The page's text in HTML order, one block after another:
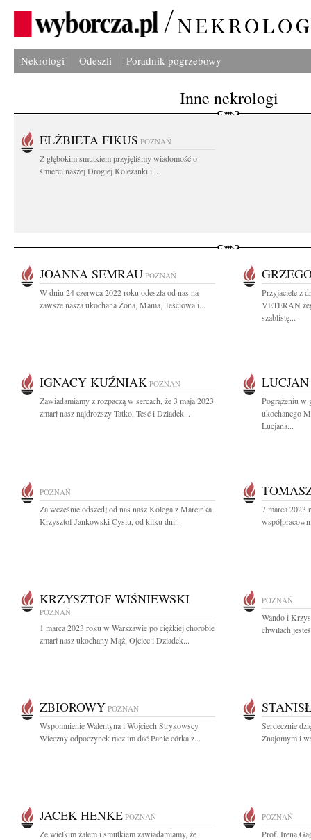
Nekrologi Odeszli Poradnik pogrzebowy
Inne nekrologi
ELŻBIETA FIKUS POZNAŃ
Z głębokim smutkiem przyjęliśmy wiadomość o
śmierci naszej Drogiej Koleżanki i...
JOANNA SEMRAU POZNAŃ
W dniu 24 czerwca 2022 roku odeszła od nas na
zawsze nasza ukochana Żona, Mama, Teściowa i...
Przyjaciele z
VETERAN
szablistę...
IGNACY KUŹNIAK POZNAŃ
Zawiadamiamy z rozpaczą w sercach, że 3 maja 2023
zmarł nasz najdroższy Tatko, Teść i Dziadek...
Pogrążeniu w
ukochanego
Lucjana...
POZNAŃ
Za wcześnie odszedł od nas nasz Kolega z Marcinka
Krzysztof Jankowski Cysiu, od kilku dni...
7 marca 2023
KRZYSZTOF WIŚNIEWSKI
POZNAŃ
1 marca 2023 roku w Warszawie po ciężkiej chorobie
zmarł nasz ukochany Mąż, Ojciec i Dziadek...
POZNAŃ
Wando i
chwilach
ZBIOROWY POZNAŃ
Wspomnienie Walentyna i Wojciech Strykowscy
Wieczny odpoczynek racz im dać Panie córka z...
Serdecznie
Znajomym i
JACEK HENKE POZNAŃ
Ze wielkim żalem i smutkiem zawiadamiamy, że
POZNAŃ
Prof. Irena